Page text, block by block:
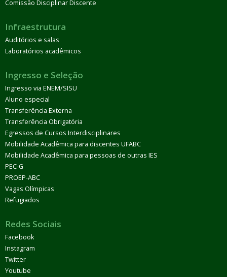
Comissão Disciplinar Discente
Infraestrutura
Auditórios e salas
Laboratórios acadêmicos
Ingresso e Seleção
Ingresso via ENEM/SISU
Aluno especial
Transferência Externa
Transferência Obrigatória
Egressos de Cursos Interdisciplinares
Mobilidade Acadêmica para discentes UFABC
Mobilidade Acadêmica para pessoas de outras IES
PEC-G
PROEP-ABC
Vagas Olímpicas
Refugiados
Redes Sociais
Facebook
Instagram
Twitter
Youtube